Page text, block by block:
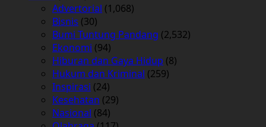
Advertorial (1,068)
Bisnis (30)
Bumi Tuntung Pandang (2,532)
Ekonomi (94)
Hiburan dan Gaya Hidup (8)
Hukum dan Kriminal (259)
Inspirasi (24)
Kesehatan (29)
Nasional (84)